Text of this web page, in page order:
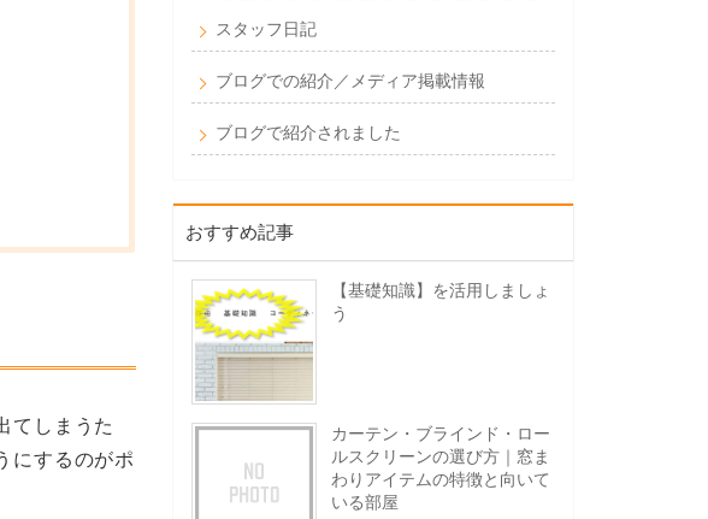
てしまうた
にするのがポ
スタッフ日記
ブログでの紹介／メディア掲載情報
ブログで紹介されました
おすすめ記事
【基礎知識】を活用しましょ
う
カーテン・ブラインド・ロー
ルスクリーンの選び方｜窓ま
わりアイテムの特徴と向いて
いる部屋